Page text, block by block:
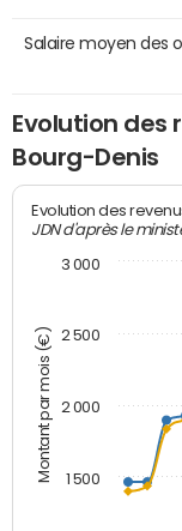
Salaire moyen des
Evolution des
Bourg-Denis
Montant par mois (€)
Evolution des
JDN d'après le
1 500
2 000
2 500
3 000